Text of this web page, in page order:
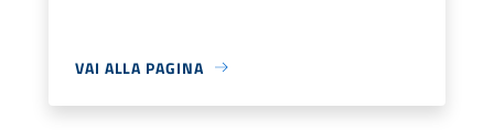
VAI ALLA PAGINA